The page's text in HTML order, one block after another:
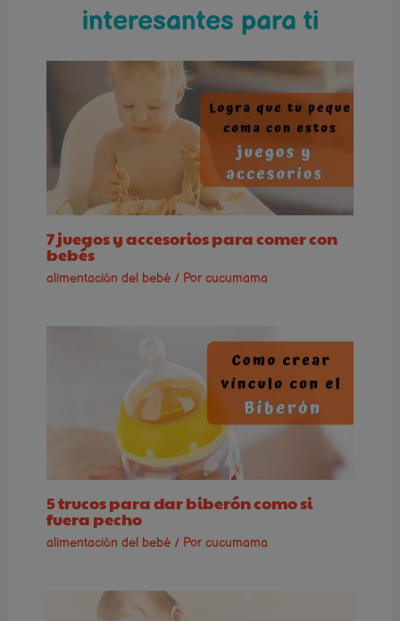
interesantes para ti
7 juegos y accesorios para comer con
bebés
alimentación del bebé/ Por cucumama
5 trucos para dar biberón como si
fuera pecho
alimentación del bebé/ Por cucumama